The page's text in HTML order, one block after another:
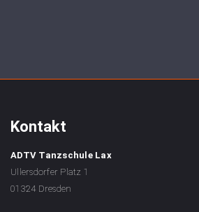
erfolgen. Dieser ist dann auch
Kontakt
ADTV Tanzschule Lax
Ullersdorfer Platz 1
01324 Dresden